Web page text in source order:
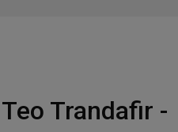
Trandafir -